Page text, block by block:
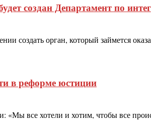
создан Департамент по
создать орган, который займется
в реформе юстиции
все хотели и хотим, чтобы все